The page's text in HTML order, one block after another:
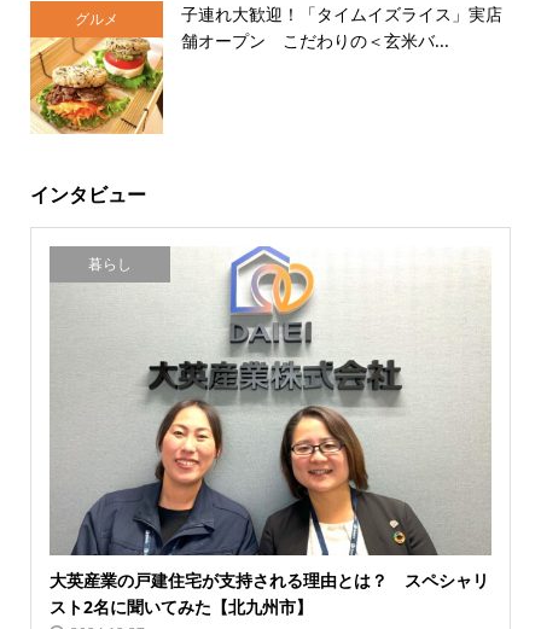
グルメ
子連れ大歓迎！「タイムイズライス」実店
舗オープン こだわりの＜玄米バ...
インタビュー
暮らし
大英産業の戸建住宅が支持される理由とは？ スペシャリ
スト2名に聞いてみた【北九州市】